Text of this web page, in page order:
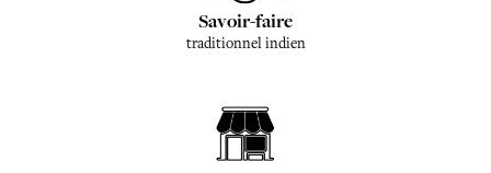
Savoir-faire
traditionnel indien